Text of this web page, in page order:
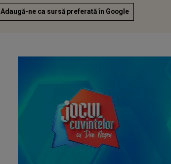
Adaugă-ne ca sursă preferată în Google